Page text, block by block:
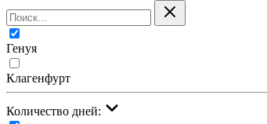
Генуя
Клагенфурт
Количество дней: